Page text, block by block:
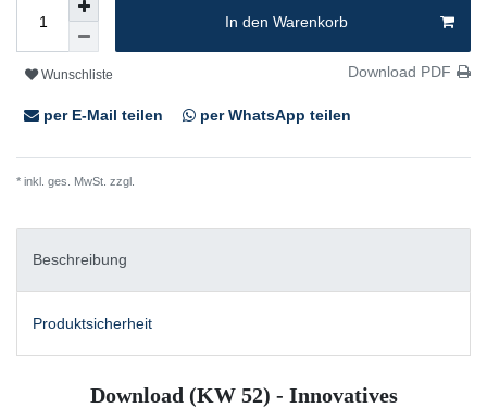
In den Warenkorb
Wunschliste Download PDF
per E-Mail teilen per WhatsApp teilen
* inkl. ges. MwSt. zzgl.
Beschreibung
Produktsicherheit
Download (KW 52) - Innovatives